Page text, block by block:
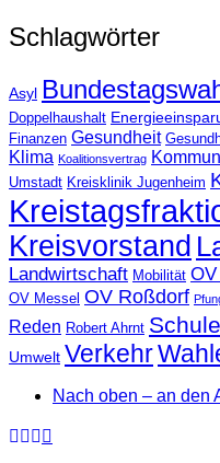
Schlagwörter
Asyl
Doppelhaushalt
Finanzen Gesundheit
Klima Koalitionsvertrag
Umstadt Kreisklinik Jugenheim
Kreisvorstand
Landwirtschaft Mobilität
OV Messel OV Roßdorf
Reden Robert Ahrnt Schule
Umwelt Verkehr
Nach oben – an den